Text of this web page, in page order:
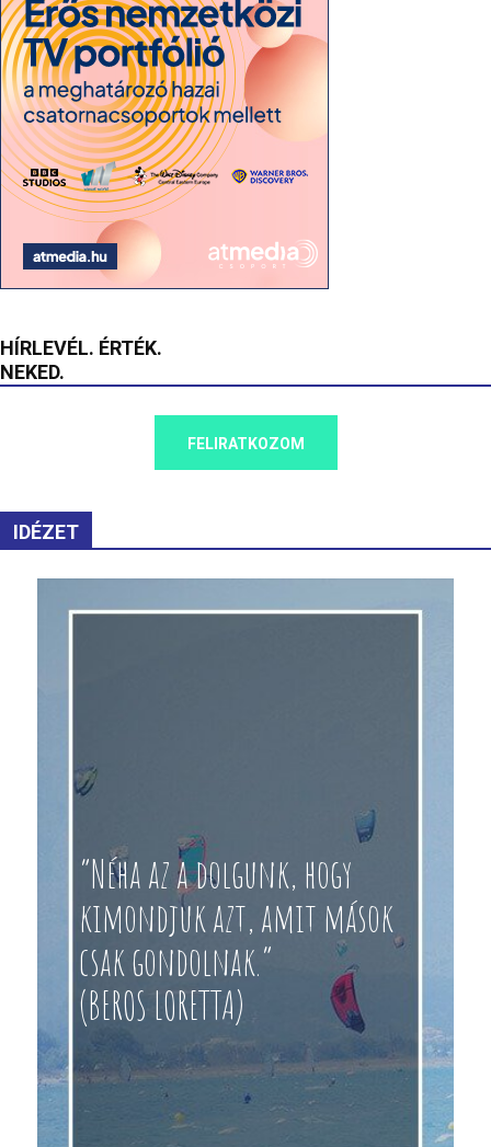
HÍRLEVÉL. ÉRTÉK.
NEKED.
FELIRATKOZOM
IDÉZET
“Néha az a dolgunk, hogy
kimondjuk azt, amit mások
csak gondolnak.”
(BEROS LORETTA)